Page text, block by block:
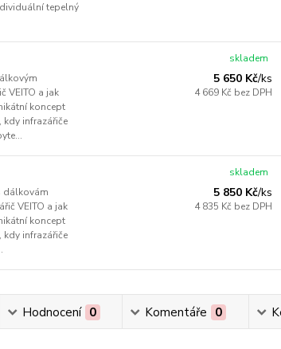
tepelný
VEITO a jak
koncept
kdy infrazářiče
5 650 Kč/ks
4 669 Kč bez DPH
skladem
dálkovám
VEITO a jak
koncept
kdy infrazářiče
5 850 Kč/ks
4 835 Kč bez DPH
skladem
Hodnocení 0 Komentáře 0